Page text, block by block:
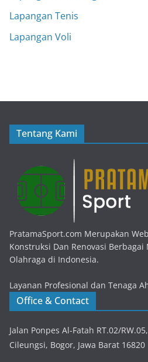
Lapangan Tenis
Lapangan Voli
Tentang Kami
PratamaSport.com Merupakan
Konstruksi Dan Renovasi Berbagai
Olahraga di Indonesia.
Layanan Profesional dan Tenaga
Office & Contact
Jalan Ponpes Al-Fatah RT.02/
Cileungsi, Bogor, Jawa Barat 16820